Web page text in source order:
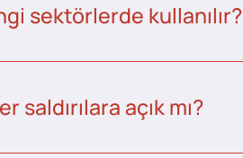
sektörlerde kullanılır?
saldırılara açık mı?